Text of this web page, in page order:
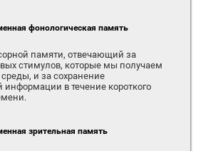
фонологическая память
памяти, отвечающий за
стимулов, которые мы получаем
и за сохранение
информации в течение короткого
зрительная память